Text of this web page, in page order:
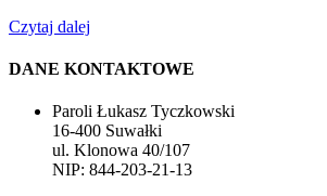
Czytaj dalej
DANE KONTAKTOWE
Paroli Łukasz Tyczkowski
16-400 Suwałki
ul. Klonowa 40/107
NIP: 844-203-21-13